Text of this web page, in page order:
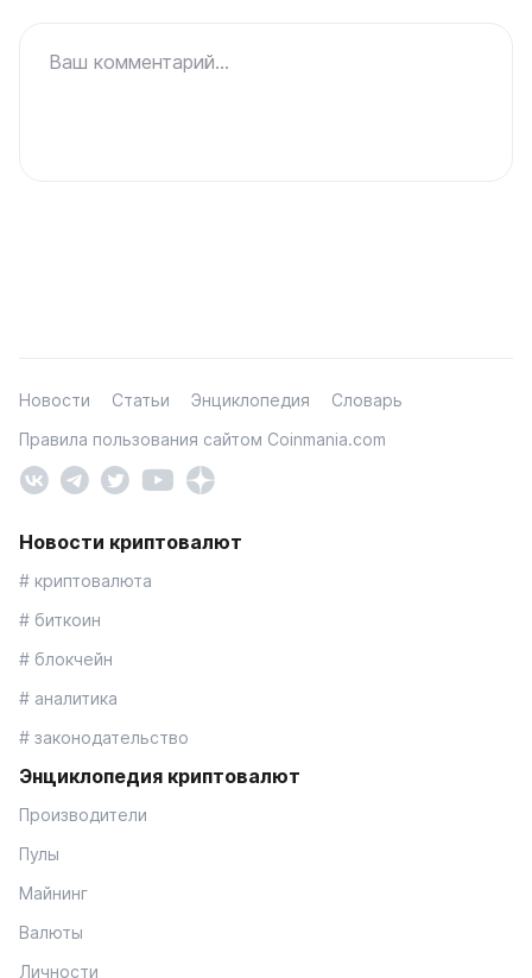
Ваш комментарий...
Новости Статьи Энциклопедия
Словарь
Правила пользования сайтом Coinmania.com
Новости криптовалют
# криптовалюта
# биткоин
# блокчейн
# аналитика
# законодательство
Энциклопедия криптовалют
Производители
Пулы
Майнинг
Валюты
Личности